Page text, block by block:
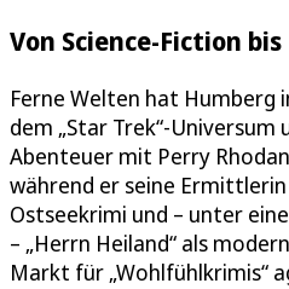
Von Science-Fiction
Ferne Welten hat Humberg
dem „Star Trek“-Universum
Abenteuer mit Perry
während er seine Ermittlerin
Ostseekrimi und – unter
– „Herrn Heiland“ als
Markt für „Wohlfühlkrimis“